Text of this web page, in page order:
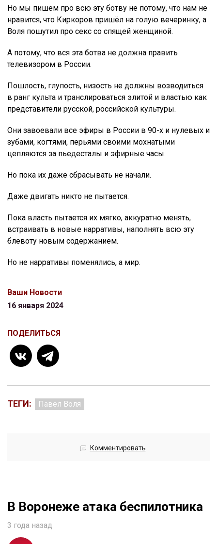
Но мы пишем про всю эту ботву не потому, что нам не
нравится, что Киркоров пришёл на голую вечеринку, а
Воля пошутил про секс со спящей женщиной.
А потому, что вся эта ботва не должна править
телевизором в России.
Пошлость, глупость, низость не должны возводиться
в ранг культа и транслироваться элитой и властью как
представители русской, российской культуры.
Они завоевали все эфиры в России в 90-х и нулевых и
зубами, когтями, перьями своими мохнатыми
цепляются за пьедесталы и эфирные часы.
Но пока их даже сбрасывать не начали.
Даже двигать никто не пытается.
Пока власть пытается их мягко, аккуратно менять,
встраивать в новые нарративы, наполнять всю эту
блевоту новым содержанием.
Но не нарративы поменялись, а мир.
Ваши Новости
16 января 2024
ПОДЕЛИТЬСЯ
ТЕГИ: Павел Воля
Комментировать
В Воронеже атака беспилотника
3 года назад